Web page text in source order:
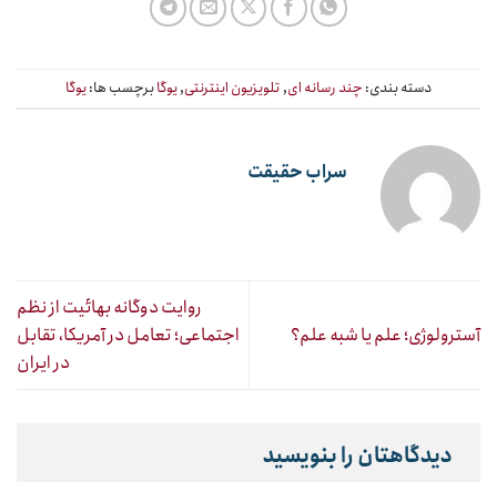
دسته بندی: چند رسانه ای, تلویزیون اینترنتی,یوگابرچسب ها:یوگا
سراب حقیقت
آسترولوژی؛ علم یا شبه علم؟
روایت دوگانه بهائیت از نظم
اجتماعی؛ تعامل در آمریکا، تقابل
در ایران
دیدگاهتان را بنویسید